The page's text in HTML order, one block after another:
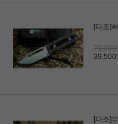
[다조]
79,000
39,500
[다조]